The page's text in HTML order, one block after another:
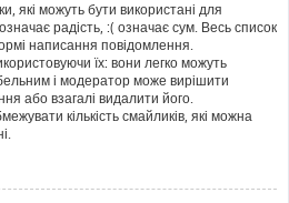
які можуть бути використані для
радість, :( означає сум. Весь список
написання повідомлення.
їх: вони легко можуть
і модератор може вирішити
або взагалі видалити його.
кількість смайликів, які можна